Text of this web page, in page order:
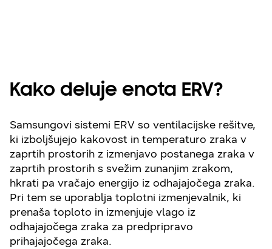
Kako deluje enota ERV?
Samsungovi sistemi ERV so ventilacijske rešitve,
ki izboljšujejo kakovost in temperaturo zraka v
zaprtih prostorih z izmenjavo postanega zraka v
zaprtih prostorih s svežim zunanjim zrakom,
hkrati pa vračajo energijo iz odhajajočega zraka.
Pri tem se uporablja toplotni izmenjevalnik, ki
prenaša toploto in izmenjuje vlago iz
odhajajočega zraka za predpripravo
prihajajočega zraka.